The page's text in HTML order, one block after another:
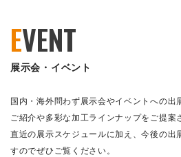
EVENT
展示会・イベント
国内・海外問わず展示会やイベントへの出
ご紹介や多彩な加工ラインナップをご提案
直近の展示スケジュールに加え、今後の出
すのでぜひご覧ください。